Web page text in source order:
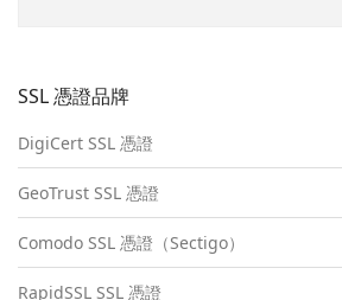
SSL 憑證品牌
DigiCert SSL 憑證
GeoTrust SSL 憑證
Comodo SSL 憑證（Sectigo）
RapidSSL SSL 憑證